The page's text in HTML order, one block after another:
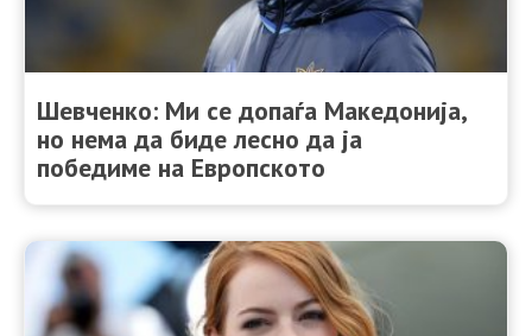
Шевченко: Ми се допаѓа Македонија,
но нема да биде лесно да ја
победиме на Европското